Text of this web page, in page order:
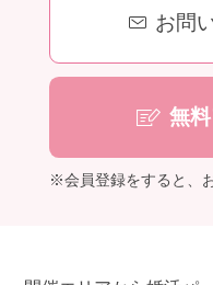
お問
無
※会員登録をすると、